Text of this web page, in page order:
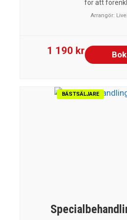
för att
Arrangör:
1 190 kr
BÄSTSÄLJARE